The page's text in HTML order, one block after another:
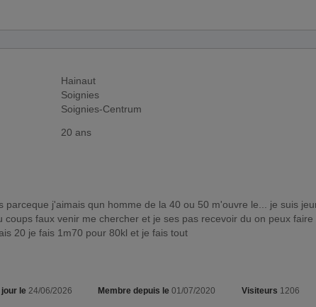
Hainaut
Soignies
Soignies-Centrum
20 ans
coups faux venir me chercher et je ses pas recevoir du on peux faire
20 je fais 1m70 pour 80kl et je fais tout
jour le 24/06/2026 Membre depuis le 01/07/2020 Visiteurs 1206